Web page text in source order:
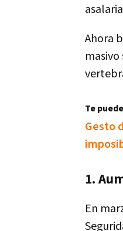
Ahora
Te
Gesto
1.
En